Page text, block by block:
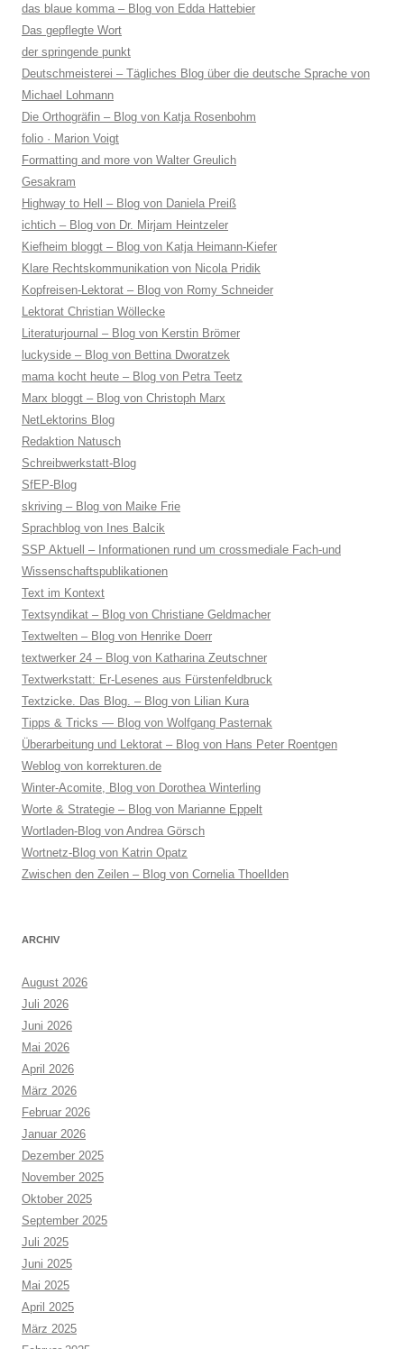
das blaue komma – Blog von Edda Hattebier
Das gepflegte Wort
der springende punkt
Deutschmeisterei – Tägliches Blog über die deutsche Sprache von
Michael Lohmann
Die Orthogräfin – Blog von Katja Rosenbohm
folio · Marion Voigt
Formatting and more von Walter Greulich
Gesakram
Highway to Hell – Blog von Daniela Preiß
ichtich – Blog von Dr. Mirjam Heintzeler
Kiefheim bloggt – Blog von Katja Heimann-Kiefer
Klare Rechtskommunikation von Nicola Pridik
Kopfreisen-Lektorat – Blog von Romy Schneider
Lektorat Christian Wöllecke
Literaturjournal – Blog von Kerstin Brömer
luckyside – Blog von Bettina Dworatzek
mama kocht heute – Blog von Petra Teetz
Marx bloggt – Blog von Christoph Marx
NetLektorins Blog
Redaktion Natusch
Schreibwerkstatt-Blog
SfEP-Blog
skriving – Blog von Maike Frie
Sprachblog von Ines Balcik
SSP Aktuell – Informationen rund um crossmediale Fach-und
Wissenschaftspublikationen
Text im Kontext
Textsyndikat – Blog von Christiane Geldmacher
Textwelten – Blog von Henrike Doerr
textwerker 24 – Blog von Katharina Zeutschner
Textwerkstatt: Er-Lesenes aus Fürstenfeldbruck
Textzicke. Das Blog. – Blog von Lilian Kura
Tipps & Tricks — Blog von Wolfgang Pasternak
Überarbeitung und Lektorat – Blog von Hans Peter Roentgen
Weblog von korrekturen.de
Winter-Acomite, Blog von Dorothea Winterling
Worte & Strategie – Blog von Marianne Eppelt
Wortladen-Blog von Andrea Görsch
Wortnetz-Blog von Katrin Opatz
Zwischen den Zeilen – Blog von Cornelia Thoellden
ARCHIV
August 2026
Juli 2026
Juni 2026
Mai 2026
April 2026
März 2026
Februar 2026
Januar 2026
Dezember 2025
November 2025
Oktober 2025
September 2025
Juli 2025
Juni 2025
Mai 2025
April 2025
März 2025